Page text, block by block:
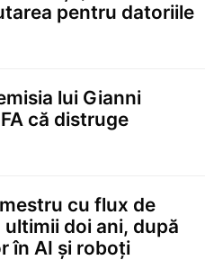
pentru datoriile
lui Gianni
că distruge
cu flux de
doi ani, după
în AI și roboți